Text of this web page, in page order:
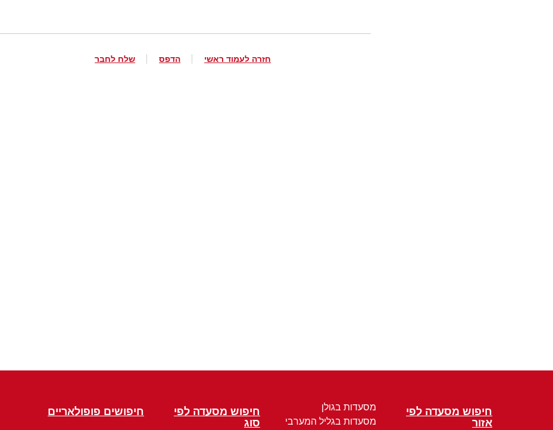
חזרה לעמוד ראשי הדפס שלח לחבר
חיפוש מסעדה לפי
אזור
מסעדות בגולן
מסעדות בגליל המערבי
חיפוש מסעדה לפי
סוג
חיפושים פופולאריים